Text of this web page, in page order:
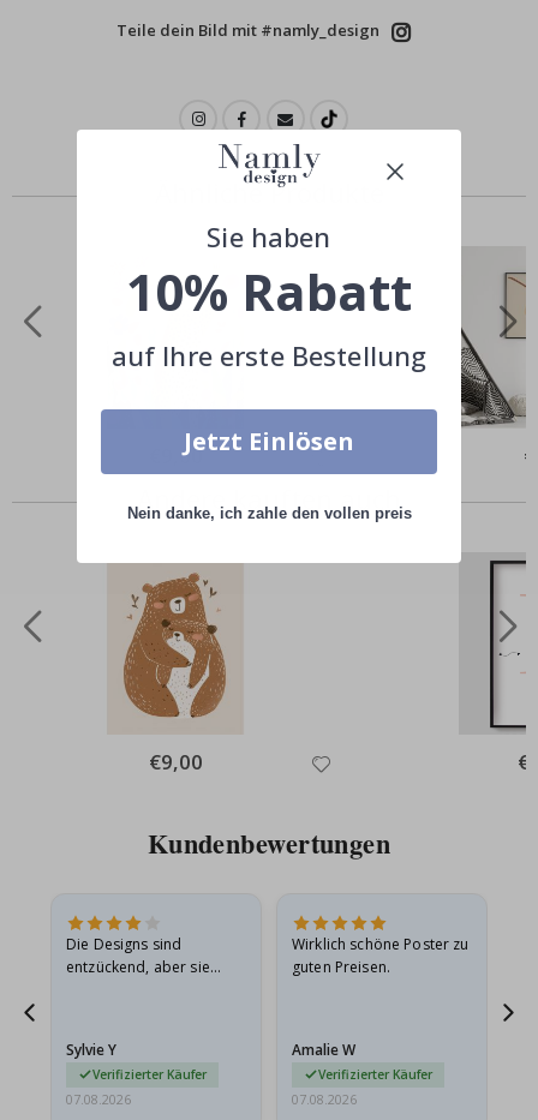
Teile dein Bild mit #namly_design
Ähnliche Produkte
Special
€9,00
Andere kauften auch
Special
Price
€9,00
Kundenbewertungen
Die Designs sind
entzückend, aber sie
sie…
Sylvie Y
Verifizierter Käufer
07.08.2026
Wirklich schöne Poster zu
guten Preisen.
Amalie W
Verifizierter Käufer
07.08.2026
Sie haben
10% Rabatt
auf Ihre erste Bestellung
Jetzt Einlösen
Nein danke, ich zahle den vollen preis